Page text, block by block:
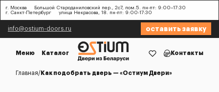
г. Москва
Большой Староданиловский пер., 2с7, пом.5. пн-пт: 9:00–17:30
г. Санкт-Петербург
улица Некрасова, 18. пн-пт: 9:00-17:30
info@ostium-doors.ru оставить заявку
Меню Каталог Контакты
Главная Как подобрать дверь — «Остиум Двери»